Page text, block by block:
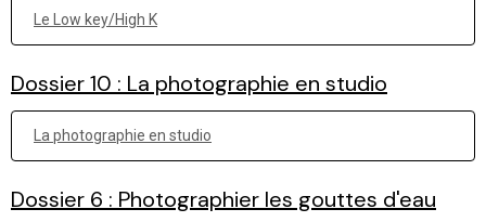
Le Low key/High K
Dossier 10 : La photographie en studio
La photographie en studio
Dossier 6 : Photographier les gouttes d'eau